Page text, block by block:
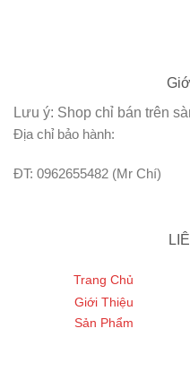
Lưu ý: Shop chỉ bán trên
Địa chỉ bảo hành:
ĐT: 0962655482 (Mr Chí)
Trang Chủ
Giới Thiệu
Sản Phẩm